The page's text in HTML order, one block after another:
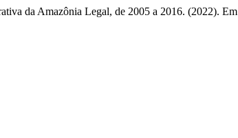
da Amazônia Legal, de 2005 a 2016. (2022). Em